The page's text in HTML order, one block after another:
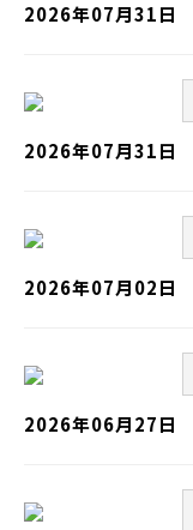
2026年07月31日
2026年07月31日
2026年07月02日
2026年06月27日